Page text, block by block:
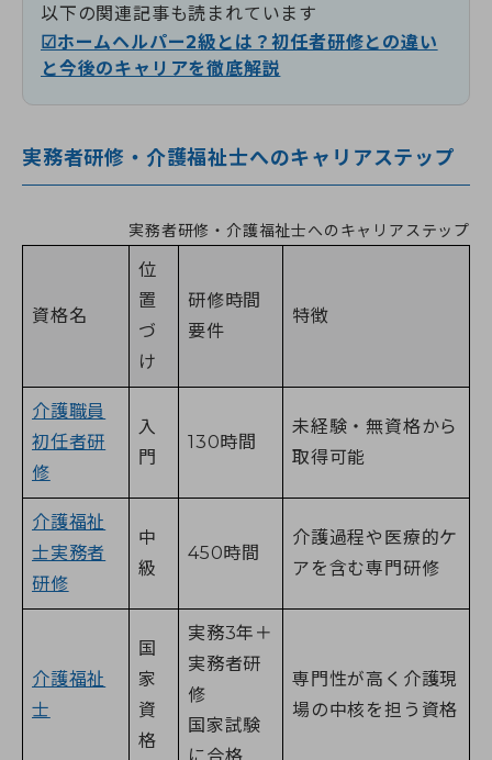
以下の関連記事も読まれています
☑ホームヘルパー2級とは？初任者研修との違い
と今後のキャリアを徹底解説
実務者研修・介護福祉士へのキャリアステップ
実務者研修・介護福祉士へのキャリアステップ
資格名
位
置
づ
け
研修時間
要件
特徴
介護職員
初任者研
修
入
門
130時間
未経験・無資格から
取得可能
介護福祉
士実務者
研修
中
級
450時間
介護過程や医療的ケ
アを含む専門研修
介護福祉
士
国
家
資
格
実務3年＋
実務者研
修
国家試験
専門性が高く介護現
場の中核を担う資格